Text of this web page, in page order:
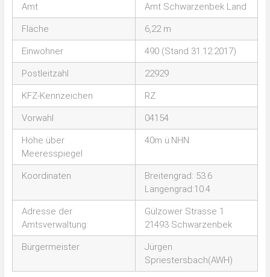
Amt Amt Schwarzenbek Land
Fläche 6,22 m
Einwohner 490 (Stand 31.12.2017)
Postleitzahl 22929
KFZ-Kennzeichen RZ
Vorwahl 04154
Höhe über
Meeresspiegel
40m ü.NHN
Koordinaten
Breitengrad: 53.6
Längengrad:10.4
Adresse der
Amtsverwaltung:
Gülzower Strasse 1
21493 Schwarzenbek
Bürgermeister
Jürgen
Spriestersbach(AWH)